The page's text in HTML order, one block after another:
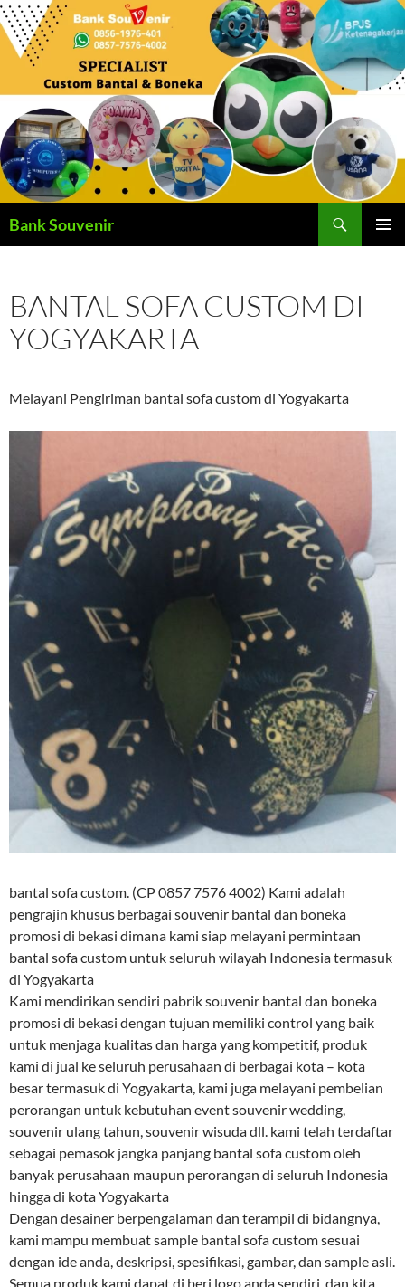
Langsung
ke
Bank Souvenir
BANTAL SOFA CUSTOM DI
YOGYAKARTA
Melayani Pengiriman bantal sofa custom di Yogyakarta
bantal sofa custom. (CP 0857 7576 4002) Kami adalah
pengrajin khusus berbagai souvenir bantal dan boneka
promosi di bekasi dimana kami siap melayani permintaan
bantal sofa custom untuk seluruh wilayah Indonesia termasuk
di Yogyakarta
Kami mendirikan sendiri pabrik souvenir bantal dan boneka
promosi di bekasi dengan tujuan memiliki control yang baik
untuk menjaga kualitas dan harga yang kompetitif, produk
kami di jual ke seluruh perusahaan di berbagai kota – kota
besar termasuk di Yogyakarta, kami juga melayani pembelian
perorangan untuk kebutuhan event souvenir wedding,
souvenir ulang tahun, souvenir wisuda dll. kami telah terdaftar
sebagai pemasok jangka panjang bantal sofa custom oleh
banyak perusahaan maupun perorangan di seluruh Indonesia
hingga di kota Yogyakarta
Dengan desainer berpengalaman dan terampil di bidangnya,
kami mampu membuat sample bantal sofa custom sesuai
dengan ide anda, deskripsi, spesifikasi, gambar, dan sample asli.
Semua produk kami dapat di beri logo anda sendiri, dan kita